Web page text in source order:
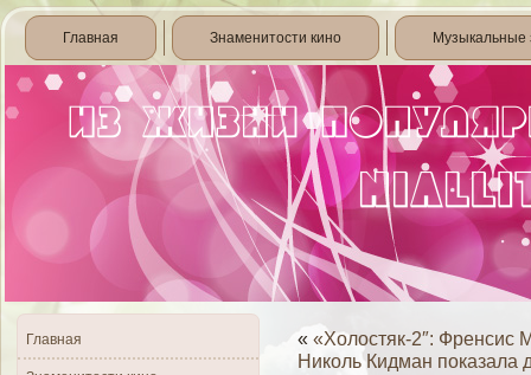
Главная Знаменитости кино Музыкальные
Главная « «Холостяк-2″: Френсис
Николь Кидман показала